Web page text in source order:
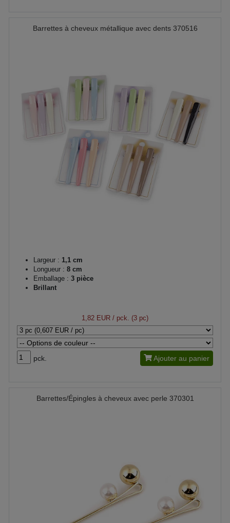
Barrettes à cheveux métallique avec dents 370516
Largeur : 1,1 cm
Longueur : 8 cm
Emballage : 3 pièce
Brillant
1,82 EUR / pck. (3 pc)
pck. Ajouter au panier
Barrettes/Épingles à cheveux avec perle 370301